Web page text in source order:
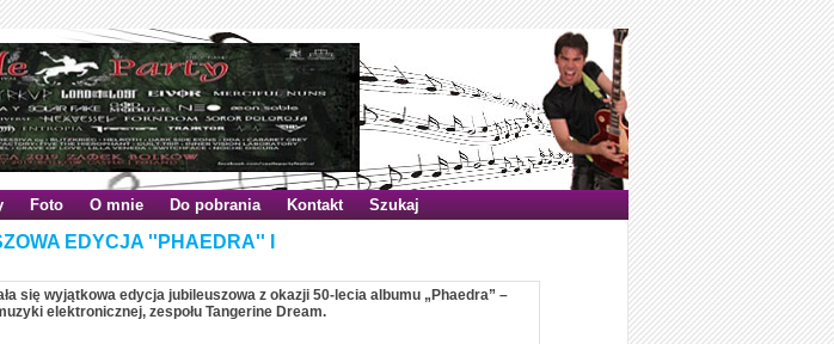
Foto O mnie Do pobrania Kontakt Szukaj
EDYCJA ''PHAEDRA'' I
się wyjątkowa edycja jubileuszowa z okazji 50-lecia albumu „Phaedra” –
elektronicznej, zespołu Tangerine Dream.